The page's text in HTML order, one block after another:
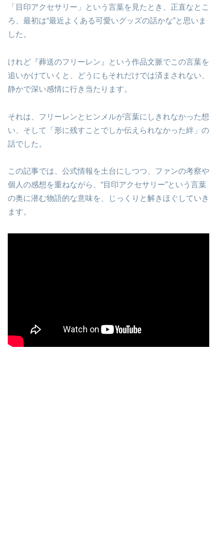
「目印アクセサリー」という言葉を見たとき、正直なとこ
ろ、最初は“最近よくある可愛いグッズの話かな”と思いま
した。
けれど『葬送のフリーレン』という作品文脈でこの言葉を
追いかけていくと、どうにもそれだけでは済まされない、
静かで深い感情に行き当たります。
それは、フリーレンとヒンメルが言葉にしきれなかった想
い、そして「形に残すことでしか伝えられなかった絆」の
話でした。
この記事では、公式情報を土台にしつつ、ファンの考察や
個人の感想を重ねながら、“目印アクセサリー”という言葉
の奥に潜む物語的な意味を、じっくりと解きほぐしていき
ます。